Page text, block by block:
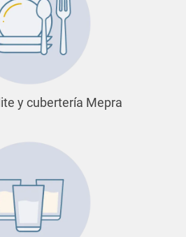
y cubertería Mepra